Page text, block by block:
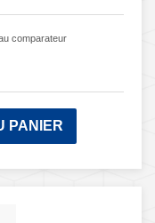
comparateur
PANIER